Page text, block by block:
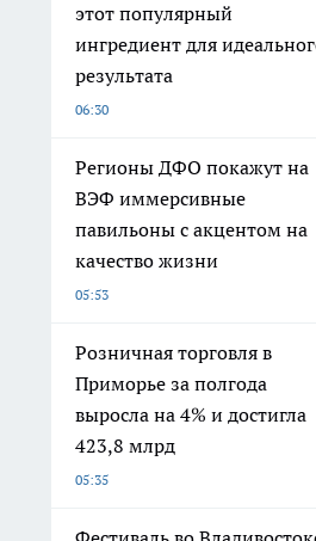
этот популярный
ингредиент для
результата
06:30
Регионы ДФО покажут на
ВЭФ иммерсивные
павильоны с акцентом на
качество жизни
05:53
Розничная торговля в
Приморье за полгода
выросла на 4% и достигла
423,8 млрд
05:35